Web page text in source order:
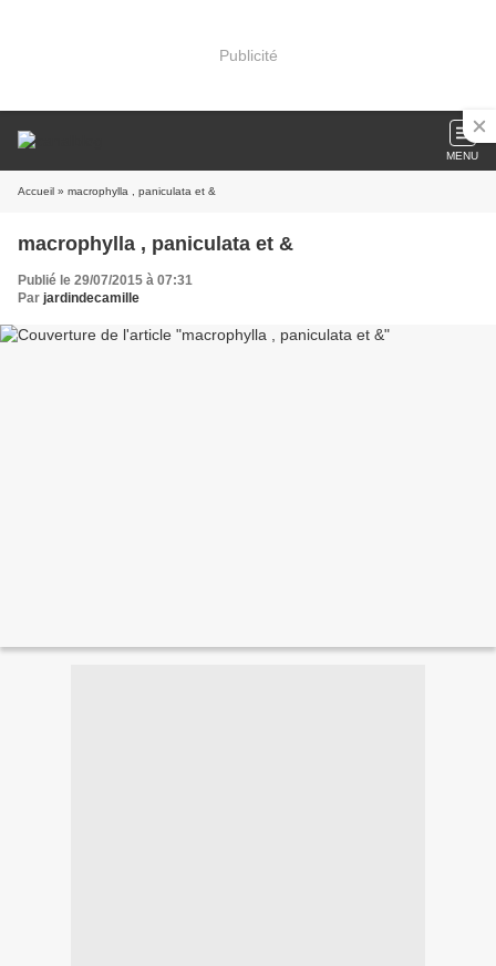
Publicité
MENU
Accueil » macrophylla , paniculata et &
macrophylla , paniculata et &
Publié le 29/07/2015 à 07:31
Par jardindecamille